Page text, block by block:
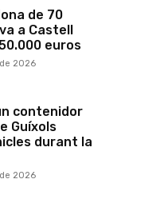
de 70
a Castell
euros
2026
contenidor
Guíxols
durant la
2026